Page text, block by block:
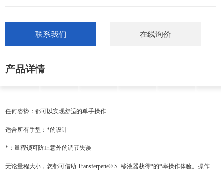
联系我们 在线询价
产品详情
任何姿势：都可以实现舒适的单手操作
适合所有手型：*的设计
*：量程锁可防止意外的调节失误
无论量程大小，您都可借助 Transferpette® S 移液器获得*的*率操作体验。操作